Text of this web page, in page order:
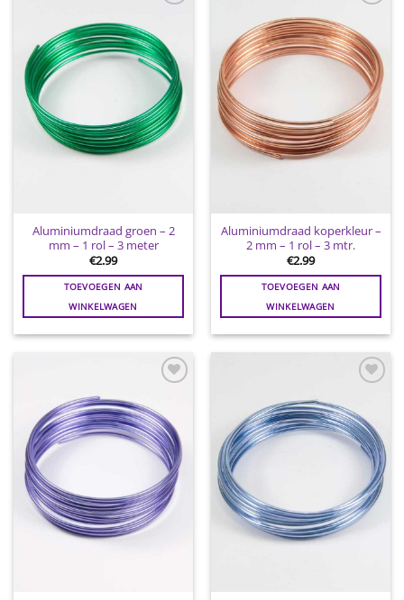
wenslijst
Aluminiumdraad groen – 2
mm – 1 rol – 3 meter
€2.99
TOEVOEGEN AAN
WINKELWAGEN
aan
wenslijst
Aluminiumdraad koperkleur –
2 mm – 1 rol – 3 mtr.
€2.99
TOEVOEGEN AAN
WINKELWAGEN
aan
wenslijst
aan
wenslijst